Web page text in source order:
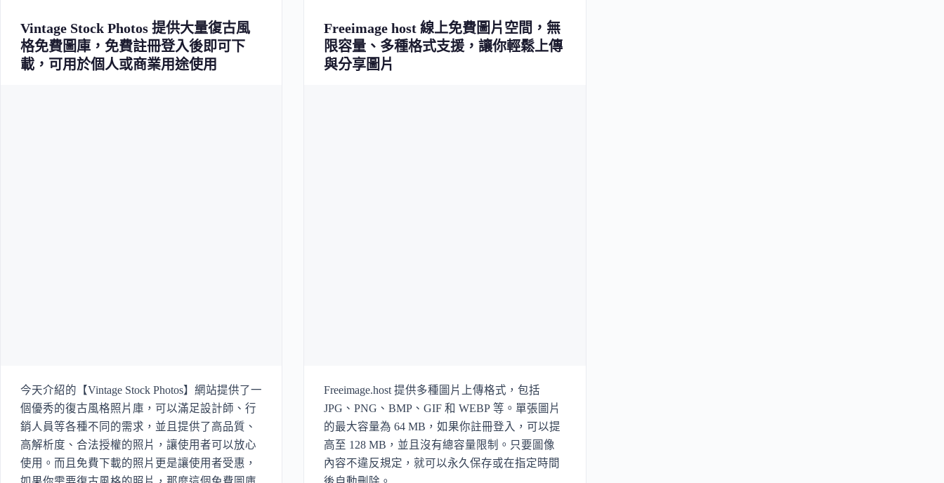
Vintage Stock Photos 提供大量復古風
格免費圖庫，免費註冊登入後即可下
載，可用於個人或商業用途使用
今天介紹的【Vintage Stock Photos】網站提供了一
個優秀的復古風格照片庫，可以滿足設計師、行
銷人員等各種不同的需求，並且提供了高品質、
高解析度、合法授權的照片，讓使用者可以放心
使用。而且免費下載的照片更是讓使用者受惠，
Freeimage host 線上免費圖片空間，無
限容量、多種格式支援，讓你輕鬆上傳
與分享圖片
Freeimage.host 提供多種圖片上傳格式，包括
JPG、PNG、BMP、GIF 和 WEBP 等。單張圖片
的最大容量為 64 MB，如果你註冊登入，可以提
高至 128 MB，並且沒有總容量限制。只要圖像
內容不違反規定，就可以永久保存或在指定時間